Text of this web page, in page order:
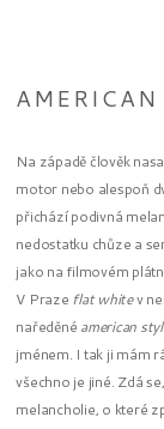
AMERICAN
Na západě člověk
motor nebo alespoň
přichází podivná
nedostatku chůze a
jako na filmovém
V Praze flat whitev
naředěné american
jménem. I tak ji mám
všechno je jiné. Zdá
melancholie, o které